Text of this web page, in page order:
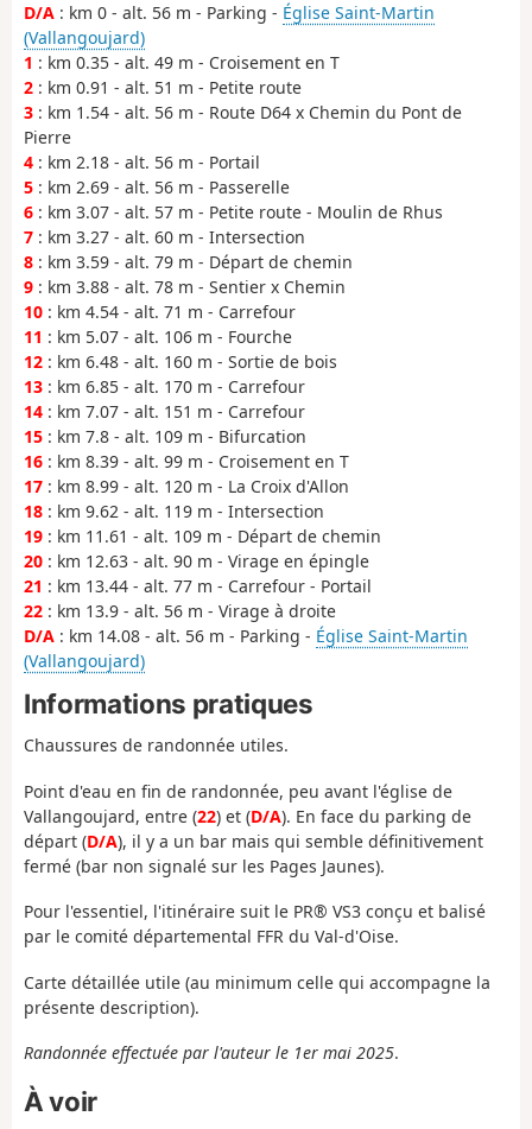
D/A : km 0 - alt. 56 m - Parking - Église Saint-Martin
(Vallangoujard)
1 : km 0.35 - alt. 49 m - Croisement en T
2 : km 0.91 - alt. 51 m - Petite route
3 : km 1.54 - alt. 56 m - Route D64 x Chemin du Pont de
Pierre
4 : km 2.18 - alt. 56 m - Portail
5 : km 2.69 - alt. 56 m - Passerelle
6 : km 3.07 - alt. 57 m - Petite route - Moulin de Rhus
7 : km 3.27 - alt. 60 m - Intersection
8 : km 3.59 - alt. 79 m - Départ de chemin
9 : km 3.88 - alt. 78 m - Sentier x Chemin
10 : km 4.54 - alt. 71 m - Carrefour
11 : km 5.07 - alt. 106 m - Fourche
12 : km 6.48 - alt. 160 m - Sortie de bois
13 : km 6.85 - alt. 170 m - Carrefour
14 : km 7.07 - alt. 151 m - Carrefour
15 : km 7.8 - alt. 109 m - Bifurcation
16 : km 8.39 - alt. 99 m - Croisement en T
17 : km 8.99 - alt. 120 m - La Croix d'Allon
18 : km 9.62 - alt. 119 m - Intersection
19 : km 11.61 - alt. 109 m - Départ de chemin
20 : km 12.63 - alt. 90 m - Virage en épingle
21 : km 13.44 - alt. 77 m - Carrefour - Portail
22 : km 13.9 - alt. 56 m - Virage à droite
D/A : km 14.08 - alt. 56 m - Parking - Église Saint-Martin
(Vallangoujard)
Informations pratiques
Chaussures de randonnée utiles.
Point d'eau en fin de randonnée, peu avant l'église de
Vallangoujard, entre (22) et (D/A). En face du parking de
départ (D/A), il y a un bar mais qui semble définitivement
fermé (bar non signalé sur les Pages Jaunes).
Pour l'essentiel, l'itinéraire suit le PR® VS3 conçu et balisé
par le comité départemental FFR du Val-d'Oise.
Carte détaillée utile (au minimum celle qui accompagne la
présente description).
Randonnée effectuée par l'auteur le 1er mai 2025.
À voir